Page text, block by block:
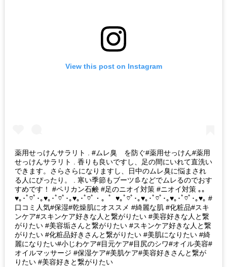
View this post on Instagram
薬用せっけんサラリト . #ムレ臭 を防ぐ#薬用せっけん#薬用
せっけんサラリト . 香りも良いですし、足の間にいれて直洗い
できます。さらさらになりますし、日中のムレ臭に悩まされ
る人にぴったり。 . 寒い季節もブーツ👢などでムレるのでおす
すめです！ #ペリカン石鹸 #足のニオイ対策 #ニオイ対策 ｡｡
♥｡･ﾟ♡ﾟ･｡♥｡･ﾟ♡ﾟ･｡♥｡･ﾟ♡ﾟ・。゜♥｡ﾟ♡ﾟ･｡♥｡･ﾟ♡ﾟ･｡♥｡･ﾟ♡ﾟ･｡♥｡ #
口コミ人気#保湿#乾燥肌にオススメ #綺麗な肌 #化粧品#スキ
ンケア#スキンケア好きな人と繋がりたい #美容好きな人と繋
がりたい #美容垢さんと繋がりたい #スキンケア好きな人と繋
がりたい #化粧品好きさんと繋がりたい #美肌になりたい #綺
麗になりたい#小じわケア#目元ケア#目尻のシワ#オイル美容#
オイルマッサージ #保湿ケア#美肌ケア#美容好きさんと繋が
りたい #美容好きと繋がりたい